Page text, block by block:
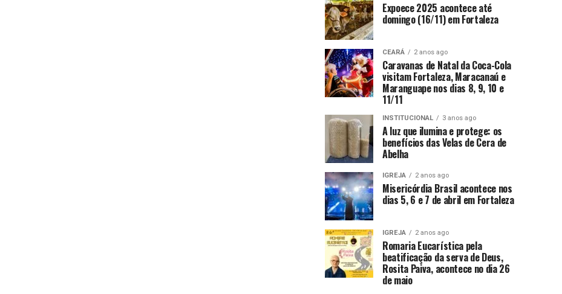
Expoece 2025 acontece até
domingo (16/11) em Fortaleza
CEARÁ 2 anos ago
Caravanas de Natal da Coca-Cola
visitam Fortaleza, Maracanaú e
Maranguape nos dias 8, 9, 10 e
11/11
INSTITUCIONAL 3 anos ago
A luz que ilumina e protege: os
benefícios das Velas de Cera de
Abelha
IGREJA 2 anos ago
Misericórdia Brasil acontece nos
dias 5, 6 e 7 de abril em Fortaleza
IGREJA 2 anos ago
Romaria Eucarística pela
beatificação da serva de Deus,
Rosita Paiva, acontece no dia 26
de maio